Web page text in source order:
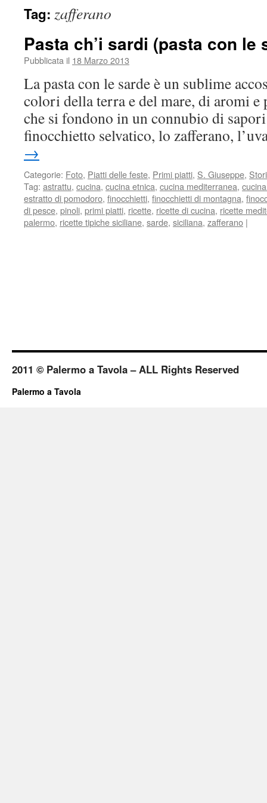
Tag: zafferano
Pasta ch’i sardi (pasta con le
Pubblicata il 18 Marzo 2013
La pasta con le sarde è un sublime
colori della terra e del mare, di aromi
che si fondono in un connubio di
finocchietto selvatico, lo zafferano,
→
Categorie: Foto, Piatti delle feste, Primi piatti, S. Giuseppe,
Tag: astrattu, cucina, cucina etnica, cucina mediterranea,
estratto di pomodoro, finocchietti, finocchietti di montagna,
di pesce, pinoli, primi piatti, ricette, ricette di cucina, ricette
palermo, ricette tipiche siciliane, sarde, siciliana, zafferano |
2011 © Palermo a Tavola – ALL Rights Reserved
Palermo a Tavola